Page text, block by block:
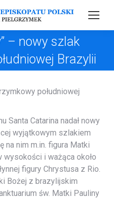
– nowy szlak
Brazylii
południowej
Santa Catarina nadał nowy
wyjątkowym szlakiem
na nim m.in. figura Matki
i ważąca około
figury Chrystusa z Rio.
Bożej z brazylijskim
św. Matki Pauliny